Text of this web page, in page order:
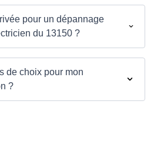
pour un dépannage
du 13150 ?
de choix pour mon
?